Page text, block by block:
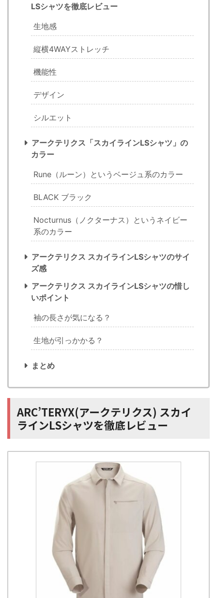
LSシャツを徹底レビュー
生地感
縦横4WAYストレッチ
機能性
デザイン
シルエット
アークテリクス「スカイラインLSシャツ」の
カラー
Rune（ルーン）というベージュ系のカラー
BLACK ブラック
Nocturnus（ノクターナス）というネイビー
系のカラー
アークテリクス スカイラインLSシャツのサイ
ズ感
アークテリクス スカイラインLSシャツの惜し
いポイント
袖の長さが気になる？
生地が引っかかる？
まとめ
ARC’TERYX(アークテリクス) スカイ
ラインLSシャツを徹底レビュー